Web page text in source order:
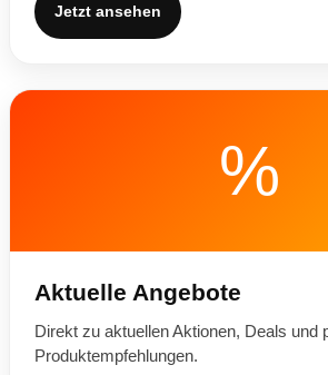
Jetzt ansehen
%
Aktuelle Angebote
Direkt zu aktuellen Aktionen, Deals und
Produktempfehlungen.